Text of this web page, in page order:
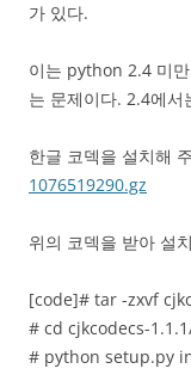
가 있다.
이는 python 2.4 미
는 문제이다. 2.4에
한글 코덱을 설치해
1076519290.gz
위의 코덱을 받아 설
[code]# tar -zxvf
# cd cjkcodecs-
# python setup.py